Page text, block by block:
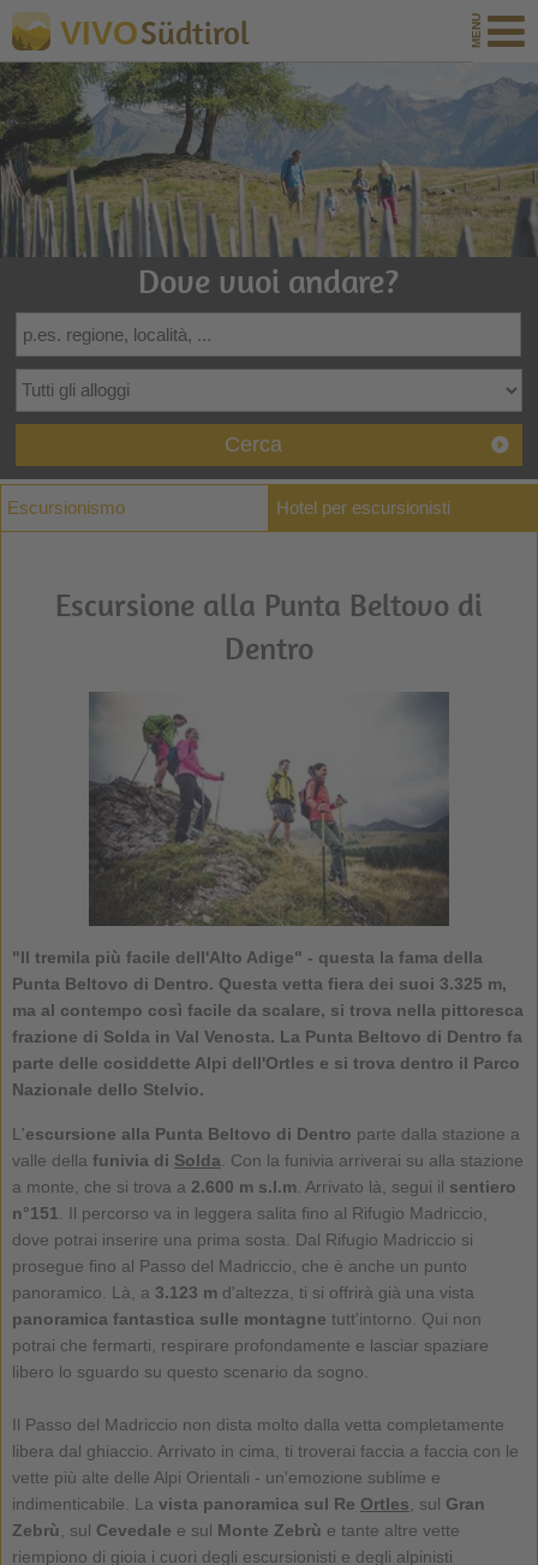
VIVOSüdtirol
Dove vuoi andare?
Cerca
Escursionismo Hotel per escursionisti
Escursione alla Punta Beltovo di
Dentro
"Il tremila più facile dell'Alto Adige" - questa la fama della
Punta Beltovo di Dentro. Questa vetta fiera dei suoi 3.325 m,
ma al contempo così facile da scalare, si trova nella pittoresca
frazione di Solda in Val Venosta. La Punta Beltovo di Dentro fa
parte delle cosiddette Alpi dell'Ortles e si trova dentro il Parco
Nazionale dello Stelvio.
L'escursione alla Punta Beltovo di Dentro parte dalla stazione a
valle della funivia di Solda . Con la funivia arriverai su alla stazione
a monte, che si trova a 2.600 m s.l.m. Arrivato là, segui il sentiero
n°151
. Il percorso va in leggera salita fino al Rifugio Madriccio,
dove potrai inserire una prima sosta. Dal Rifugio Madriccio si
prosegue fino al Passo del Madriccio, che è anche un punto
panoramico. Là, a 3.123 md'altezza, ti si offrirà già una vista
panoramica fantastica sulle montagne tutt'intorno. Qui non
potrai che fermarti, respirare profondamente e lasciar spaziare
libero lo sguardo su questo scenario da sogno.
Il Passo del Madriccio non dista molto dalla vetta completamente
libera dal ghiaccio. Arrivato in cima, ti troverai faccia a faccia con le
vette più alte delle Alpi Orientali - un'emozione sublime e
indimenticabile. La vista panoramica sul Re Ortles , sul Gran
Zebrù , sul Cevedale e sul Monte Zebrù e tante altre vette
riempiono di gioia i cuori degli escursionisti e degli alpinisti